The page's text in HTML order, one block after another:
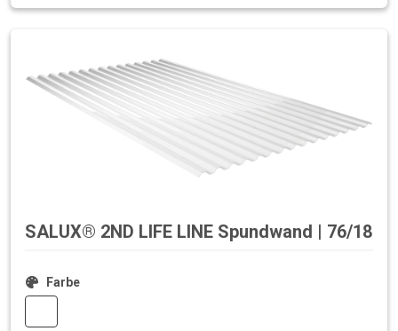
SALUX® 2ND LIFE LINE Spundwand | 76/18
Farbe